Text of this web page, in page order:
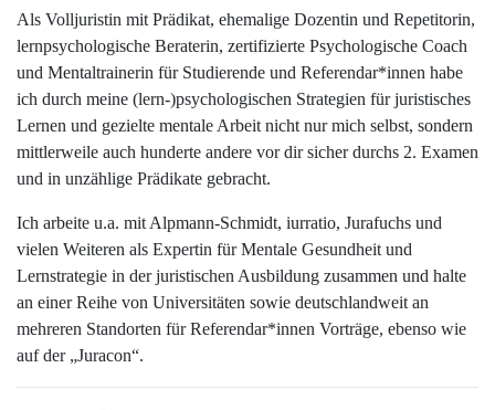
Als Volljuristin mit Prädikat, ehemalige Dozentin und Repetitorin,
lernpsychologische Beraterin, zertifizierte Psychologische Coach
und Mentaltrainerin für Studierende und Referendar*innen habe
ich durch meine (lern-)psychologischen Strategien für juristisches
Lernen und gezielte mentale Arbeit nicht nur mich selbst, sondern
mittlerweile auch hunderte andere vor dir sicher durchs 2. Examen
und in unzählige Prädikate gebracht.
Ich arbeite u.a. mit Alpmann-Schmidt, iurratio, Jurafuchs und
vielen Weiteren als Expertin für Mentale Gesundheit und
Lernstrategie in der juristischen Ausbildung zusammen und halte
an einer Reihe von Universitäten sowie deutschlandweit an
mehreren Standorten für Referendar*innen Vorträge, ebenso wie
auf der „Juracon“.